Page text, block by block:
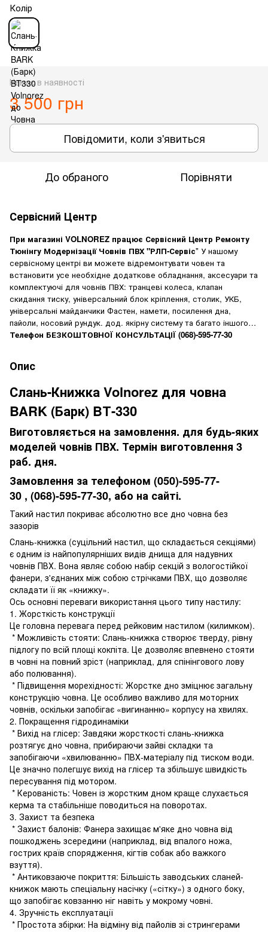
Колір
Немає в наявності
3 500 грн
Повідомити, коли з'явиться
До обраного Порівняти
Сервісний Центр
При магазині VOLNOREZ працює Сервісний Центр Ремонту
Тюнінгу Модернізації Човнів ПВХ "РЛП-Сервіс" У нашому
сервісному центрі ви можете відремонтувати човен та
встановити усе необхідне додаткове обладнання, аксесуари та
комплектуючі для човнів ПВХ: транцеві колеса, клапан
скидання тиску, універсальний блок кріплення, столик, УКБ,
універсальні майданчики Фастен, намети, посилення дна,
пайоли, носовий рундук. дод. якірну систему та багато іншого…
Телефон БЕЗКОШТОВНОЇ КОНСУЛЬТАЦІЇ (068)-595-77-30
Опис
Слань-Книжка Volnorez для човна
BARK (Барк) BТ-330
Виготовляється на замовлення. для будь-яких
моделей човнів ПВХ. Термін виготовлення 3
раб. дня.
Замовлення за телефоном (050)-595-77-
30 , (068)-595-77-30, або на сайті.
Такий настил покриває абсолютно все дно човна без
зазорів
Слань-книжка (суцільний настил, що складається секціями)
є одним із найпопулярніших видів днища для надувних
човнів ПВХ. Вона являє собою набір секцій з вологостійкої
фанери, з'єднаних між собою стрічками ПВХ, що дозволяє
складати її як «книжку».
Ось основні переваги використання цього типу настилу:
1. Жорсткість конструкції
Це головна перевага перед рейковим настилом (килимком).
* Можливість стояти: Слань-книжка створює тверду, рівну
підлогу по всій площі кокпіта. Це дозволяє впевнено стояти
в човні на повний зріст (наприклад, для спінінгового лову
або полювання).
* Підвищення морехідності: Жорстке дно зміцнює загальну
конструкцію човна. Це особливо важливо для моторних
човнів, оскільки запобігає «вигинанню» корпусу на хвилях.
2. Покращення гідродинаміки
* Вихід на глісер: Завдяки жорсткості слань-книжка
розтягує дно човна, прибираючи зайві складки та
запобігаючи «хвилюванню» ПВХ-матеріалу під тиском води.
Це значно полегшує вихід на глісер та збільшує швидкість
пересування під мотором.
* Керованість: Човен із жорстким дном краще слухається
керма та стабільніше поводиться на поворотах.
3. Захист та безпека
* Захист балонів: Фанера захищає м'яке дно човна від
пошкоджень зсередини (наприклад, від впалого ножа,
гострих країв спорядження, кігтів собак або важкого
взуття).
* Антиковзаюче покриття: Більшість заводських сланей-
книжок мають спеціальну насічку («сітку») з одного боку,
що запобігає ковзанню ніг навіть у мокрому човні.
4. Зручність експлуатації
* Простота збірки: На відміну від пайолів зі стрингерами